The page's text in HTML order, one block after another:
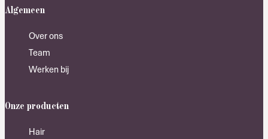
Algemeen
Over ons
Team
Werken bij
Onze producten
Hair